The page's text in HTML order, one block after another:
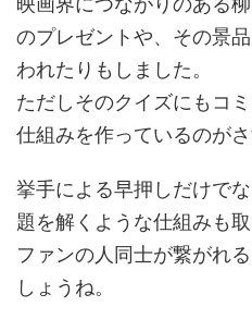
のプレゼントや、その景
われたりもしました。
ただしそのクイズにもコ
仕組みを作っているのがさ
挙手による早押しだけで
題を解くような仕組みも取
ファンの人同士が繋がれ
しょうね。